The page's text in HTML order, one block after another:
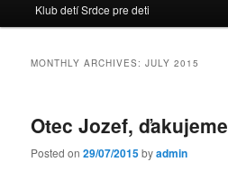
Klub detí Srdce pre deti
MONTHLY ARCHIVES:JULY 2015
Otec Jozef, ďakujeme
Posted on29/07/2015byadmin